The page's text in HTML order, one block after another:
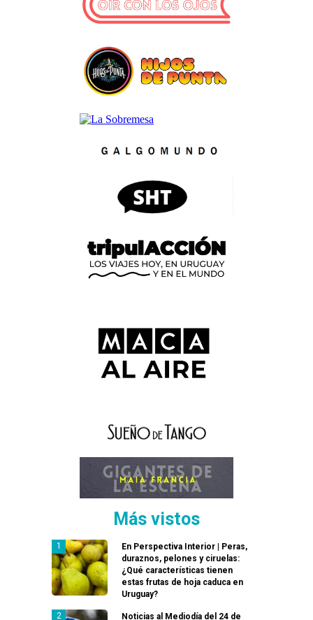
Más vistos
En Perspectiva Interior | Peras,
duraznos, pelones y ciruelas:
¿Qué características tienen
estas frutas de hoja caduca en
Uruguay?
Noticias al Mediodía del 24 de